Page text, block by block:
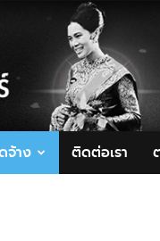
จ้าง ติดต่อเรา